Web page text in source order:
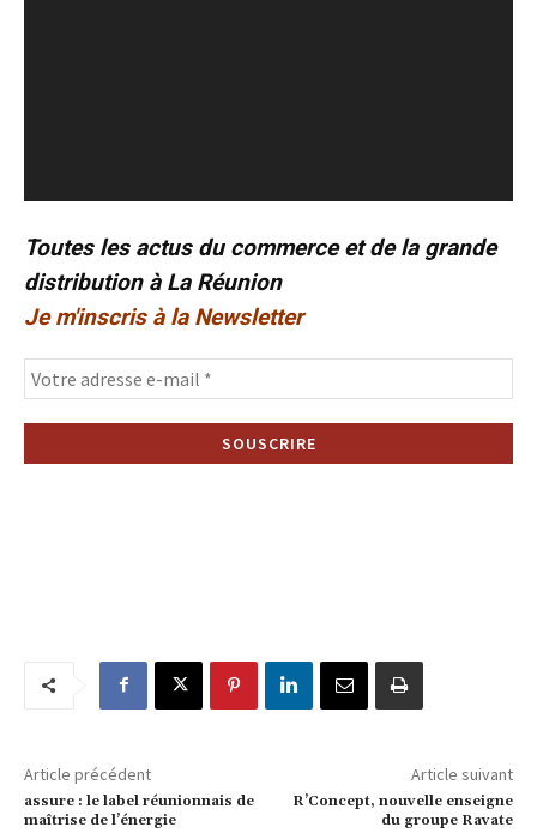
Toutes les actus du commerce et de la grande
distribution à La Réunion
Je m'inscris à la Newsletter
Article précédent
assure : le label réunionnais de
maîtrise de l’énergie
Article suivant
R’Concept, nouvelle enseigne
du groupe Ravate